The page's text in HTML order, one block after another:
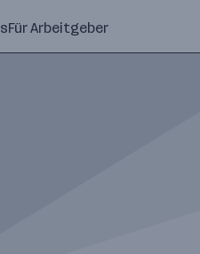
Für Arbeitgeber